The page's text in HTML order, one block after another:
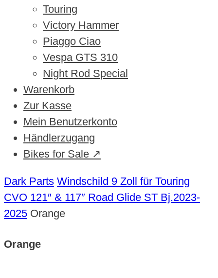
Touring
Victory Hammer
Piaggo Ciao
Vespa GTS 310
Night Rod Special
Warenkorb
Zur Kasse
Mein Benutzerkonto
Händlerzugang
Bikes for Sale ↗
Dark Parts Windschild 9 Zoll für Touring
CVO 121″ & 117″ Road Glide ST Bj.2023-
2025 Orange
Orange